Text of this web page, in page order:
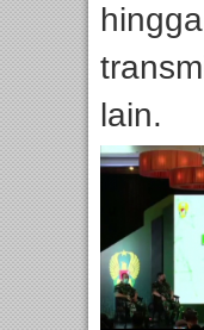
lain.